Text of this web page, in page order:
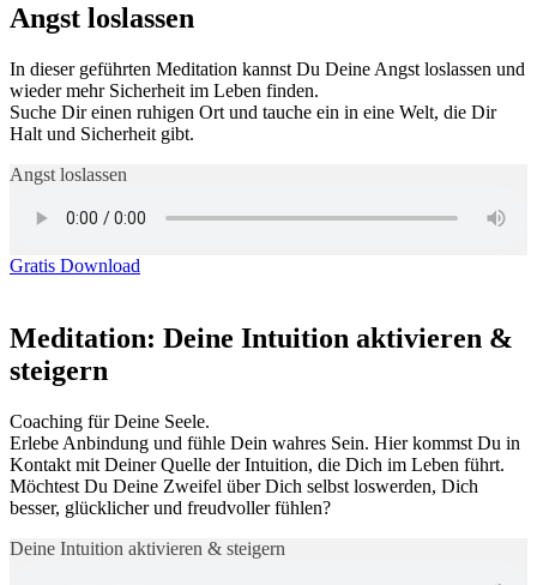
Angst loslassen
In dieser geführten Meditation kannst Du Deine Angst loslassen und
wieder mehr Sicherheit im Leben finden.
Suche Dir einen ruhigen Ort und tauche ein in eine Welt, die Dir
Halt und Sicherheit gibt.
Angst loslassen
Gratis Download
Meditation: Deine Intuition aktivieren &
steigern
Coaching für Deine Seele.
Erlebe Anbindung und fühle Dein wahres Sein. Hier kommst Du in
Kontakt mit Deiner Quelle der Intuition, die Dich im Leben führt.
Möchtest Du Deine Zweifel über Dich selbst loswerden, Dich
besser, glücklicher und freudvoller fühlen?
Deine Intuition aktivieren & steigern